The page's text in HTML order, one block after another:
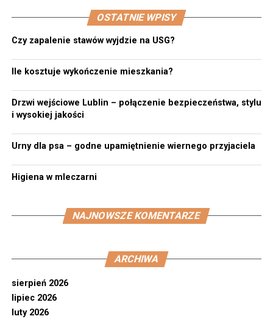
OSTATNIE WPISY
Czy zapalenie stawów wyjdzie na USG?
Ile kosztuje wykończenie mieszkania?
Drzwi wejściowe Lublin – połączenie bezpieczeństwa, stylu
i wysokiej jakości
Urny dla psa – godne upamiętnienie wiernego przyjaciela
Higiena w mleczarni
NAJNOWSZE KOMENTARZE
ARCHIWA
sierpień 2026
lipiec 2026
luty 2026